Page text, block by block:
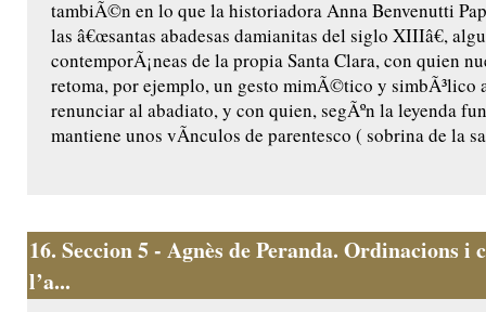
tambiÃ©n en lo que la historiadora Anna Benvenutti
las â€œsantas abadesas damianitas del siglo XIIIâ€,
contemporÃ¡neas de la propia Santa Clara, con quien
retoma, por ejemplo, un gesto mimÃ©tico y simbÃ³lico
renunciar al abadiato, y con quien, segÃºn la leyenda
mantiene unos vÃ­nculos de parentesco ( sobrina de la
16. Seccion 5 - Agnès de Peranda. Ordinacions i
l’a...